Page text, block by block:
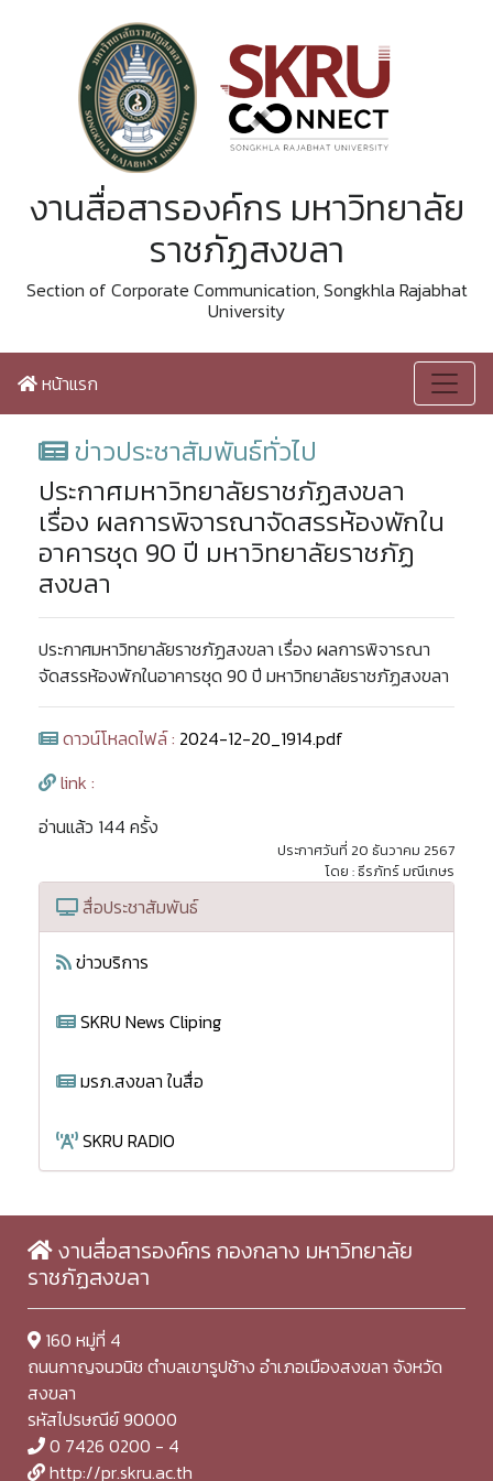
งานสื่อสารองค์กร มหาวิทยาลัย
ราชภัฏสงขลา
Section of Corporate Communication, Songkhla Rajabhat
University
หน้าแรก
ข่าวประชาสัมพันธ์ทั่วไป
ประกาศมหาวิทยาลัยราชภัฏสงขลา
เรื่อง ผลการพิจารณาจัดสรรห้องพักใน
อาคารชุด 90 ปี มหาวิทยาลัยราชภัฏ
สงขลา
ประกาศมหาวิทยาลัยราชภัฏสงขลา เรื่อง ผลการพิจารณา
จัดสรรห้องพักในอาคารชุด 90 ปี มหาวิทยาลัยราชภัฏสงขลา
ดาวน์โหลดไฟล์ : 2024-12-20_1914.pdf
link :
อ่านแล้ว 144 ครั้ง
ประกาศวันที่ 20 ธันวาคม 2567
โดย : ธีรภัทร์ มณีเกษร
สื่อประชาสัมพันธ์
ข่าวบริการ
SKRU News Cliping
มรภ.สงขลา ในสื่อ
SKRU RADIO
งานสื่อสารองค์กร กองกลาง มหาวิทยาลัย
ราชภัฏสงขลา
160 หมู่ที่ 4
ถนนกาญจนวนิช ตำบลเขารูปช้าง อำเภอเมืองสงขลา จังหวัด
สงขลา
รหัสไปรษณีย์ 90000
0 7426 0200 - 4
http://pr.skru.ac.th